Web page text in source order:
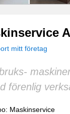
mitt företag
förenlig
Maskinservice